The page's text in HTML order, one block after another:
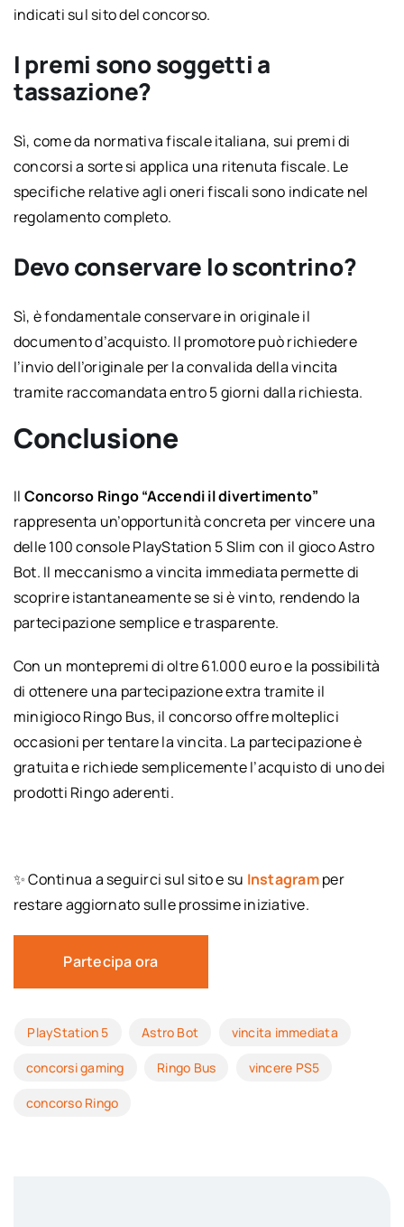
indicati sul sito del concorso.
I premi sono soggetti a
tassazione?
Sì, come da normativa fiscale italiana, sui premi di
concorsi a sorte si applica una ritenuta fiscale. Le
specifiche relative agli oneri fiscali sono indicate nel
regolamento completo.
Devo conservare lo scontrino?
Sì, è fondamentale conservare in originale il
documento d’acquisto. Il promotore può richiedere
l’invio dell’originale per la convalida della vincita
tramite raccomandata entro 5 giorni dalla richiesta.
Conclusione
Il Concorso Ringo “Accendi il divertimento”
rappresenta un’opportunità concreta per vincere una
delle 100 console PlayStation 5 Slim con il gioco Astro
Bot. Il meccanismo a vincita immediata permette di
scoprire istantaneamente se si è vinto, rendendo la
partecipazione semplice e trasparente.
Con un montepremi di oltre 61.000 euro e la possibilità
di ottenere una partecipazione extra tramite il
minigioco Ringo Bus, il concorso offre molteplici
occasioni per tentare la vincita. La partecipazione è
gratuita e richiede semplicemente l’acquisto di uno dei
prodotti Ringo aderenti.
✨ Continua a seguirci sul sitoe su Instagramper
restare aggiornato sulle prossime iniziative.
Partecipa ora
PlayStation 5 Astro Bot vincita immediata
concorsi gaming Ringo Bus vincere PS5
concorso Ringo